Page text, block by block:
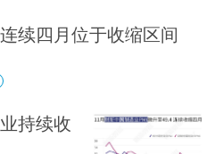
续四月位于收缩区间
持续收